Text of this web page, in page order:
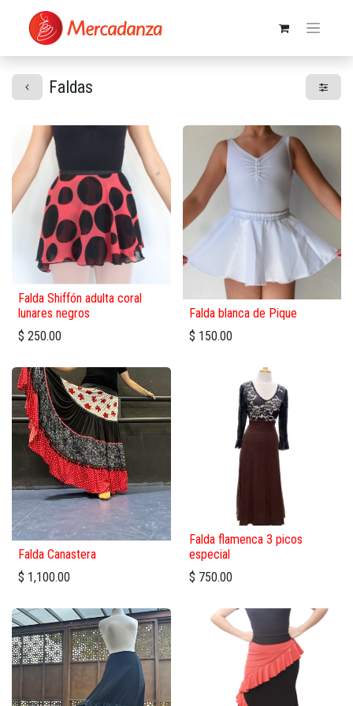
Faldas
Falda Shiffón adulta coral
lunares negros
$ 250.00
Falda blanca de Pique
$ 150.00
Falda Canastera
$ 1,100.00
Falda flamenca 3 picos
especial
$ 750.00